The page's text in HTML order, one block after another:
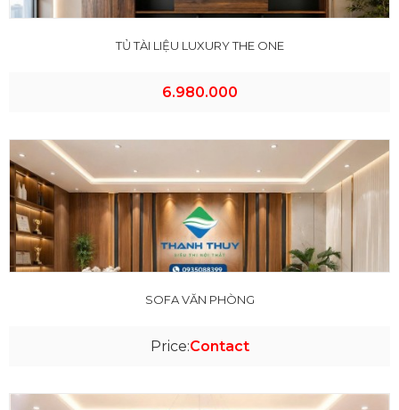
TỦ TÀI LIỆU LUXURY THE ONE
6.980.000
SOFA VĂN PHÒNG
Price:Contact